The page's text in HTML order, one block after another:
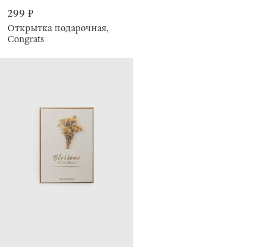
299 ₽
Открытка подарочная,
Congrats